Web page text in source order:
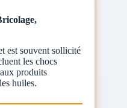
est souvent sollicité
les chocs
produits
huiles.